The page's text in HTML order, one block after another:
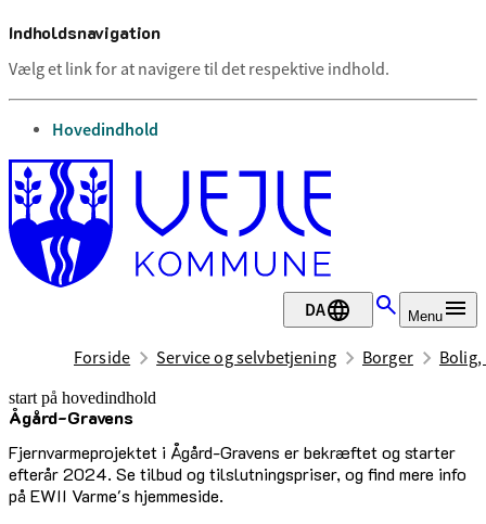
Indholdsnavigation
Vælg et link for at navigere til det respektive indhold.
gå til
Hovedindhold
DA Menu
Forside Service og selvbetjening Borger
start på hovedindhold
Ågård-Gravens
Fjernvarmeprojektet i Ågård-Gravens er bekræftet og starter
efterår 2024. Se tilbud og tilslutningspriser, og find mere info
på EWII Varme's hjemmeside.
senest opdateret 23. marts 2026